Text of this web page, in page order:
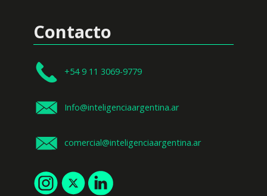
Contacto
+54 9 11 3069-9779
Info@inteligenciaargentina.ar
comercial@inteligenciaargentina.ar